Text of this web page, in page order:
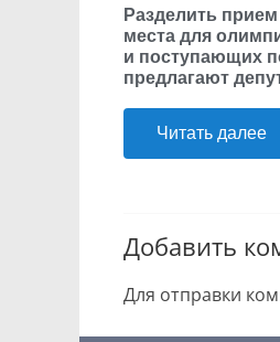
Разделить
места для
и поступающих
предлагают
Читать далее
Добавить
Для отправки